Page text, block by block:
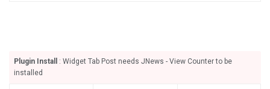
Plugin Install
: Widget Tab Post needs JNews - View Counter to be
installed